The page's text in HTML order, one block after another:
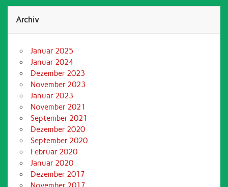
Archiv
Januar 2025
Januar 2024
Dezember 2023
November 2023
Januar 2023
November 2021
September 2021
Dezember 2020
September 2020
Februar 2020
Januar 2020
Dezember 2017